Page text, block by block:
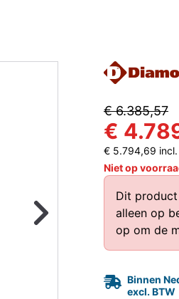
€ 6.385,57
€
€ 5.794,69 incl.
Niet op
Dit
alleen op
op om de
Binnen
excl. BTW